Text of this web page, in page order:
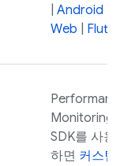
Android
Web
Flutter
Performance
Monitoring
SDK를 사용
하면 커스텀